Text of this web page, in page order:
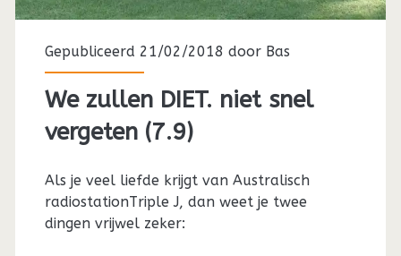
Gepubliceerd 21/02/2018 door Bas
We zullen DIET. niet snel
vergeten (7.9)
Als je veel liefde krijgt van Australisch
radiostationTriple J, dan weet je twee
dingen vrijwel zeker: